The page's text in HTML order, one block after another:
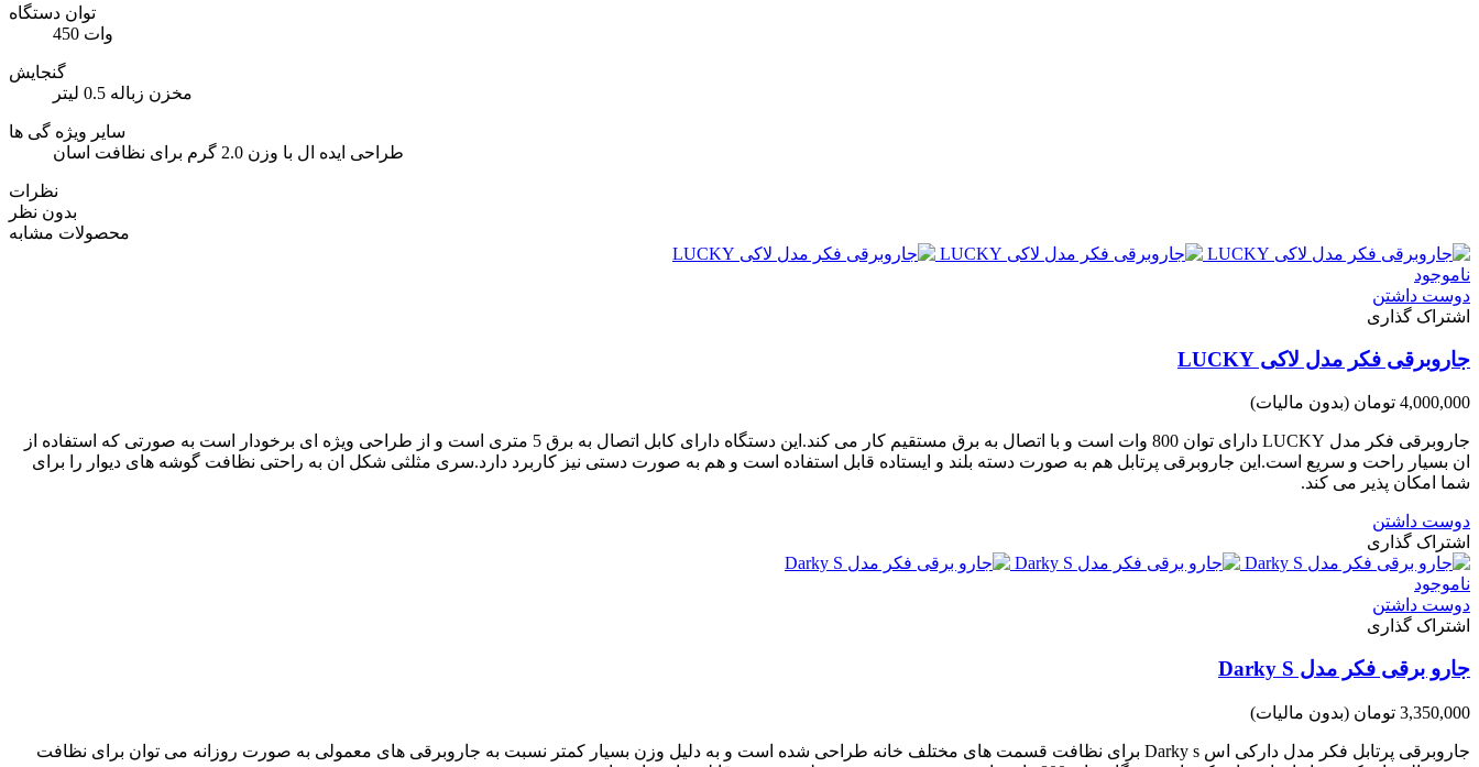
توان دستگاه
450 وات
گنجایش
مخزن زباله 0.5 لیتر
سایر ویژه گی ها
طراحی ایده ال با وزن 2.0 گرم برای نظافت اسان
نظرات
بدون نظر
محصولات مشابه
ناموجود
دوست داشتن
اشتراک گذاری
جاروبرقی فکر مدل لاکی LUCKY
4,000,000 تومان (بدون مالیات)
جاروبرقی فکر مدل LUCKY دارای توان 800 وات است و با اتصال به برق مستقیم کار می کند.این دستگاه دارای کابل اتصال به برق 5 متری است و از طراحی ویژه ای برخودار است به صورتی که استفاده از
ان بسیار راحت و سریع است.این جاروبرقی پرتابل هم به صورت دسته بلند و ایستاده قابل استفاده است و هم به صورت دستی نیز کاربرد دارد.سری مثلثی شکل ان به راحتی نظافت گوشه های دیوار را برای
شما امکان پذیر می کند.
دوست داشتن
اشتراک گذاری
ناموجود
دوست داشتن
اشتراک گذاری
جارو برقی فکر مدل Darky S
3,350,000 تومان (بدون مالیات)
جاروبرقی پرتابل فکر مدل دارکی اس Darky s برای نظافت قسمت های مختلف خانه طراحی شده است و به دلیل وزن بسیار کمتر نسبت به جاروبرقی های معمولی به صورت روزانه می توان برای نظافت